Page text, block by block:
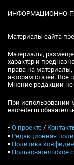
ИНФОРМАЦИОННО-
Материалы сайта
Материалы,
характер и
права на
авторам статей.
Мнение редакции не
При использовании
esoreiter.ru
▪ О проекте /
▪ Редакционная
▪ Политика
▪ Пользовательское